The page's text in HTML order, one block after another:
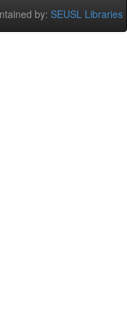
by: SEUSL Libraries